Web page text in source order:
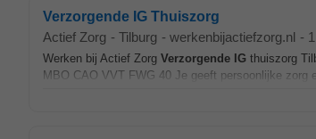
Verzorgende IG Thuiszorg
Actief Zorg - Tilburg - werkenbijactiefzorg.nl -
Werken bij Actief Zorg Verzorgende IG thuiszorg
MBO CAO VVT FWG 40 Je geeft persoonlijke zorg